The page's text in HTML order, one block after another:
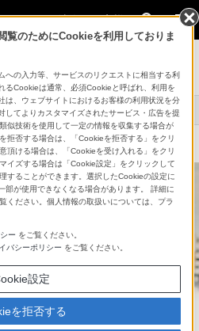
法人のお客様
導入事例 選べるサポート
覧のためにCookieを利用しておりま
への入力等、サービスのリクエストに相当する利
るCookieは通常、必須Cookieと呼ばれ、利用を
は、ウェブサイトにおけるお客様の利用状況を分
してよりカスタマイズされたサービス・広告を提
似技術を使用して一定の情報を収集する場合が
拒否する場合は、「Cookieを拒否する」をクリ
頂ける場合は、「Cookieを受け入れる」をクリ
イズする場合は「Cookie設定」をクリックして
することができます。選択したCookieの設定に
部が使用できなくなる場合があります。 詳細に
ください。個人情報の取扱いについては、プラ
ー をご覧ください。
バシーポリシー をご覧ください。
設定
を拒否する